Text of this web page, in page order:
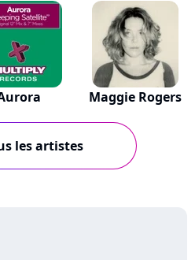
Maggie Rogers
les artistes